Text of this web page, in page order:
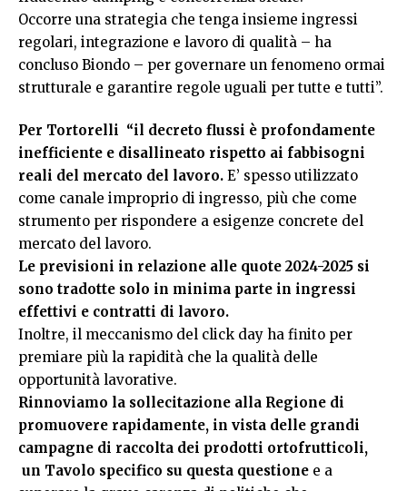
Occorre una strategia che tenga insieme ingressi
regolari, integrazione e lavoro di qualità – ha
concluso Biondo – per governare un fenomeno ormai
strutturale e garantire regole uguali per tutte e tutti”.
Per Tortorelli “il decreto flussi è profondamente
inefficiente e disallineato rispetto ai fabbisogni
reali del mercato del lavoro. E’ spesso utilizzato
come canale improprio di ingresso, più che come
strumento per rispondere a esigenze concrete del
mercato del lavoro.
Le previsioni in relazione alle quote 2024-2025 si
sono tradotte solo in minima parte in ingressi
effettivi e contratti di lavoro.
Inoltre, il meccanismo del click day ha finito per
premiare più la rapidità che la qualità delle
opportunità lavorative.
Rinnoviamo la sollecitazione alla Regione di
promuovere rapidamente, in vista delle grandi
campagne di raccolta dei prodotti ortofrutticoli,
un Tavolo specifico su questa questione e a